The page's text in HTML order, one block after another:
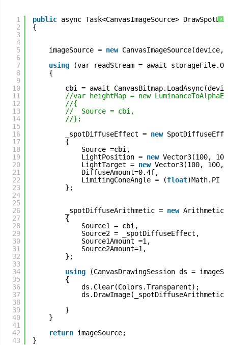
?
1
2
3
4
5
6
7
8
9
10
11
12
13
14
15
16
17
18
19
20
21
22
23
24
25
26
27
28
29
30
31
32
33
34
35
36
37
38
39
40
41
42
43
public async Task<CanvasImageSource>
{
imageSource = new
using
(var readStream = await
{
cbi = await
//var heightMap = new
//{
//  Source = cbi,
//};
_spotDiffuseEffect = new
{
Source =cbi,
LightPosition = new Vector3(100,
LightTarget = new Vector3(100,
DiffuseAmount=0.4f,
LimitingConeAngle = (float)Math.PI
};
_spotDiffuseArithmetic = new
{
Source1 = cbi,
Source2 = _spotDiffuseEffect,
Source1Amount =1,
Source2Amount=1,
};
using
(CanvasDrawingSession ds =
{
ds.Clear(Colors.Transparent);
}
}
return imageSource;
}